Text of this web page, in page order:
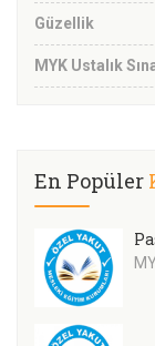
Güzellik
MYK Ustalık
En Popüler